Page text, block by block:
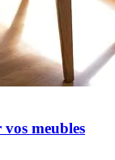
meubles